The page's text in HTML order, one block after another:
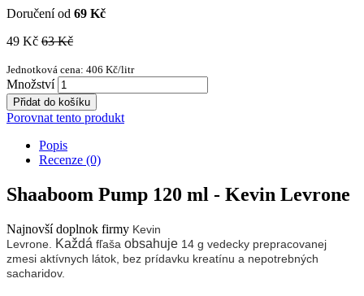
Doručení od 69 Kč
49 Kč 63 Kč
Jednotková cena: 406 Kč/litr
Množství
Přidat do košíku
Porovnat tento produkt
Popis
Recenze (0)
Shaaboom Pump 120 ml - Kevin Levrone
Najnovší doplnok firmy Kevin
Levrone.
Každá fľaša obsahuje 14 g vedecky prepracovanej
zmesi aktívnych látok, bez prídavku kreatínu a nepotrebných
sacharidov.